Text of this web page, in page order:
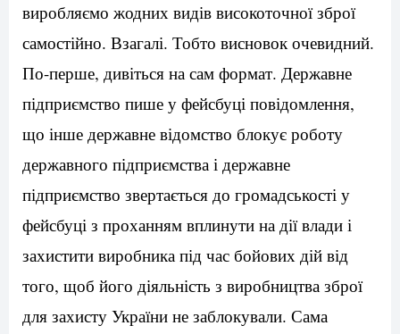
виробляємо жодних видів високоточної зброї
самостійно. Взагалі. Тобто висновок очевидний.
По-перше, дивіться на сам формат. Державне
підприємство пише у фейсбуці повідомлення,
що інше державне відомство блокує роботу
державного підприємства і державне
підприємство звертається до громадськості у
фейсбуці з проханням вплинути на дії влади і
захистити виробника під час бойових дій від
того, щоб його діяльність з виробництва зброї
для захисту України не заблокували. Сама